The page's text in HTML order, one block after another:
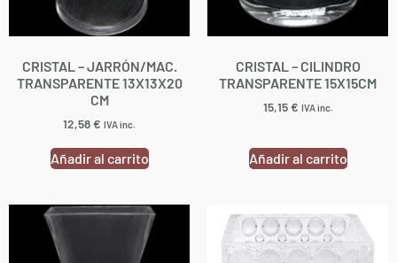
CRISTAL – JARRÓN/MAC.
TRANSPARENTE 13X13X20
CM
12,58€ IVA inc.
Añadir al carrito
CRISTAL – CILINDRO
TRANSPARENTE 15X15CM
15,15€ IVA inc.
Añadir al carrito